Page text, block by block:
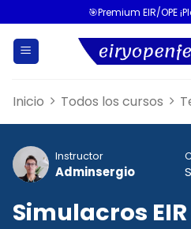
🎯Premium EIR/OPE
Inicio Todos los cursos
Instructor
Adminsergio
Simulacros EIR